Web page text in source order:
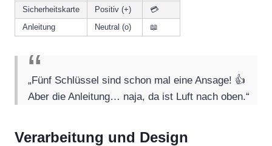
Sicherheitskarte
Positiv (+)
💳
Anleitung
Neutral (o) 📖
„Fünf Schlüssel sind schon mal eine Ansage! 👍
Aber die Anleitung… naja, da ist Luft nach oben.“
Verarbeitung und Design